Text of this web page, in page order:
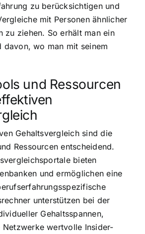
zu berücksichtigen und
mit Personen ähnlicher
zu ziehen. So erhält man ein
davon, wo man mit seinem
und Ressourcen
Gehaltsvergleich sind die
Ressourcen entscheidend.
bieten
und ermöglichen eine
unterstützen bei der
Gehaltsspannen,
Netzwerke wertvolle Insider-